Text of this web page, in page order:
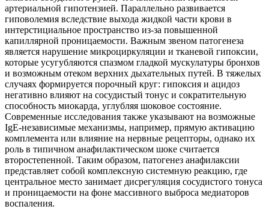
артериальной гипотензией. Параллельно развивается
гиповолемия вследствие выхода жидкой части крови в
интерстициальное пространство из-за повышенной
капиллярной проницаемости. Важным звеном патогенеза
является нарушение микроциркуляции и тканевой гипоксии,
которые усугубляются спазмом гладкой мускулатуры бронхов
и возможным отеком верхних дыхательных путей. В тяжелых
случаях формируется порочный круг: гипоксия и ацидоз
негативно влияют на сосудистый тонус и сократительную
способность миокарда, углубляя шоковое состояние.
Современные исследования также указывают на возможные
IgE-независимые механизмы, например, прямую активацию
комплемента или влияние на нервные рецепторы, однако их
роль в типичном анафилактическом шоке считается
второстепенной. Таким образом, патогенез анафилаксии
представляет собой комплексную системную реакцию, где
центральное место занимает дисрегуляция сосудистого тонуса
и проницаемости на фоне массивного выброса медиаторов
воспаления.